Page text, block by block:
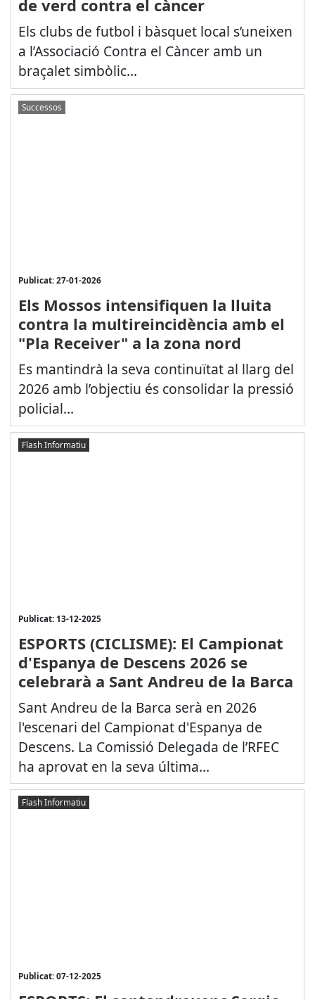
de verd contra el càncer
Els clubs de futbol i bàsquet local s’uneixen
a l’Associació Contra el Càncer amb un
braçalet simbòlic...
Successos
Publicat: 27-01-2026
Els Mossos intensifiquen la lluita
contra la multireincidència amb el
"Pla Receiver" a la zona nord
Es mantindrà la seva continuïtat al llarg del
2026 amb l’objectiu és consolidar la pressió
policial...
Flash Informatiu
Publicat: 13-12-2025
ESPORTS (CICLISME): El Campionat
d'Espanya de Descens 2026 se
celebrarà a Sant Andreu de la Barca
Sant Andreu de la Barca serà en 2026
l'escenari del Campionat d'Espanya de
Descens. La Comissió Delegada de l’RFEC
ha aprovat en la seva última...
Flash Informatiu
Publicat: 07-12-2025